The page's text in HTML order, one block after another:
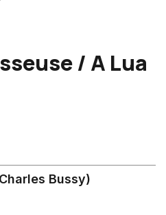
/ A Lua
Bussy)